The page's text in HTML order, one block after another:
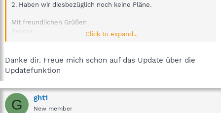
2. Haben wir diesbezüglich noch keine Pläne.
Mit freundlichen Grüßen
Sandra
Click to expand...
Danke dir. Freue mich schon auf das Update über die
Updatefunktion
G ght1
New member